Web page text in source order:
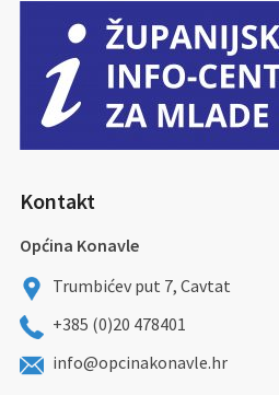
Kontakt
Općina Konavle
Trumbićev put 7, Cavtat
+385 (0)20 478401
info@opcinakonavle.hr